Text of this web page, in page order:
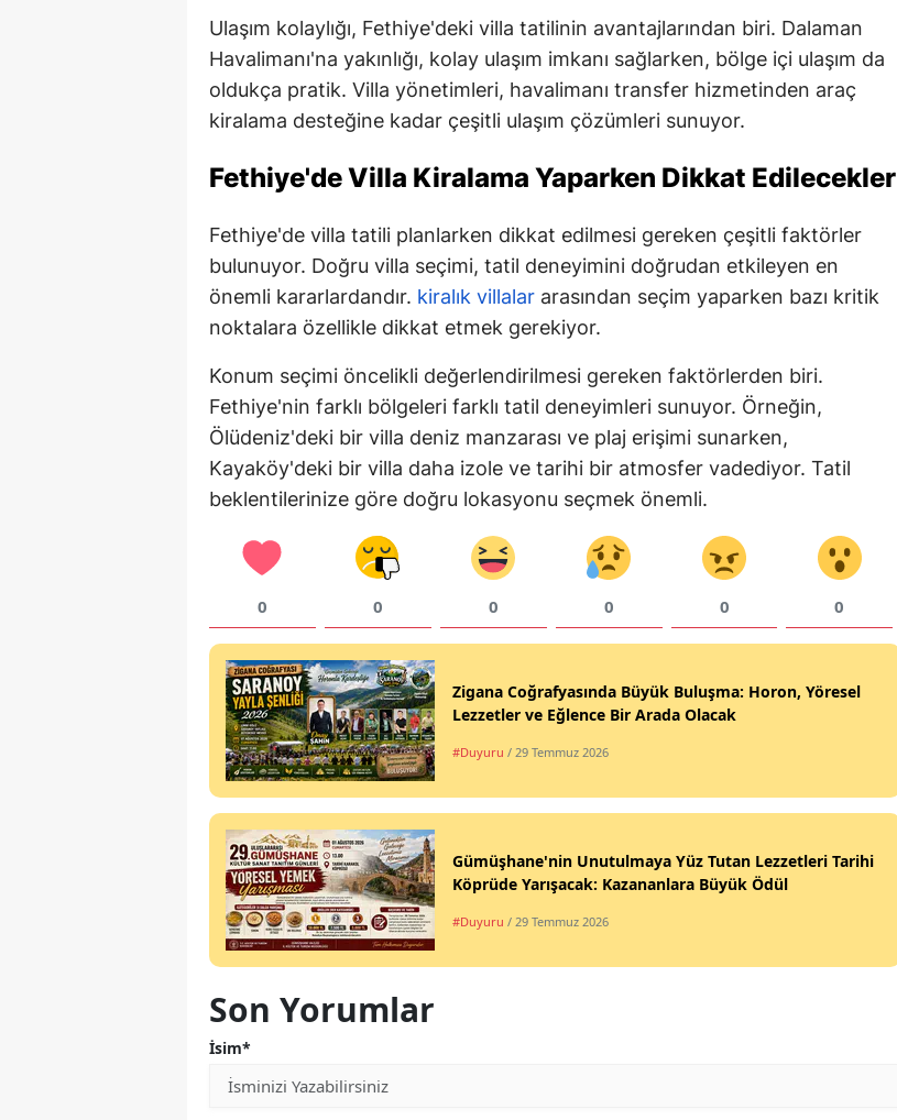
Şanlıurfa
Uşak
Yozgat
Aksaray
Bayburt
Kırıkkale
Batman
Bartın
Ardahan
Iğdır
Düzce
Ulaşım kolaylığı, Fethiye'deki villa tatilinin avantajlarından biri. Dalaman
Havalimanı'na yakınlığı, kolay ulaşım imkanı sağlarken, bölge içi ulaşım da
oldukça pratik. Villa yönetimleri, havalimanı transfer hizmetinden araç
kiralama desteğine kadar çeşitli ulaşım çözümleri sunuyor.
Fethiye'de Villa Kiralama Yaparken Dikkat Edilecekler
Fethiye'de villa tatili planlarken dikkat edilmesi gereken çeşitli faktörler
bulunuyor. Doğru villa seçimi, tatil deneyimini doğrudan etkileyen en
önemli kararlardandır. kiralık villalar arasından seçim yaparken bazı kritik
noktalara özellikle dikkat etmek gerekiyor.
Konum seçimi öncelikli değerlendirilmesi gereken faktörlerden biri.
Fethiye'nin farklı bölgeleri farklı tatil deneyimleri sunuyor. Örneğin,
Ölüdeniz'deki bir villa deniz manzarası ve plaj erişimi sunarken,
Kayaköy'deki bir villa daha izole ve tarihi bir atmosfer vadediyor. Tatil
beklentilerinize göre doğru lokasyonu seçmek önemli.
0 0 0 0 0 0
Zigana Coğrafyasında Büyük Buluşma: Horon, Yöresel
Lezzetler ve Eğlence Bir Arada Olacak
#Duyuru / 29 Temmuz 2026
Gümüşhane'nin Unutulmaya Yüz Tutan Lezzetleri Tarihi
Köprüde Yarışacak: Kazananlara Büyük Ödül
#Duyuru / 29 Temmuz 2026
Son Yorumlar
İsim*